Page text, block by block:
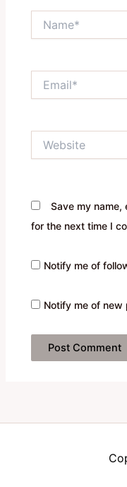
Save my
for the next time I
Notify me of
Notify me of new